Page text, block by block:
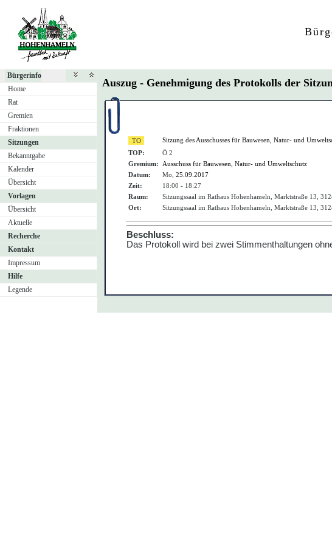
Bürgerinfo
Home
Rat
Gremien
Fraktionen
Sitzungen
Bekanntgabe
Kalender
Übersicht
Vorlagen
Übersicht
Aktuelle
Recherche
Kontakt
Impressum
Hilfe
Legende
Auszug - Genehmigung des Protokolls der
Sitzung des Ausschusses für Bauwesen, Natur- und
TOP:
Ö 2
Gremium:
Ausschuss für Bauwesen, Natur- und Umweltschutz
Datum:
Mo, 25.09.2017
Zeit:
18:00 - 18:27
Raum:
Sitzungssaal im Rathaus Hohenhameln, Marktstraße 13,
Ort:
Sitzungssaal im Rathaus Hohenhameln, Marktstraße 13,
Beschluss:
Das Protokoll wird bei zwei Stimmenthaltungen